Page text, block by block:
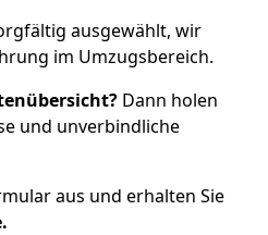
ausgewählt, wir
im Umzugsbereich.
Dann holen
und unverbindliche
aus und erhalten Sie